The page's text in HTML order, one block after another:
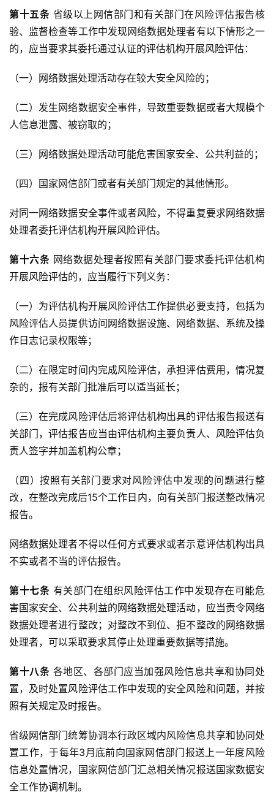
第十五条 省级以上网信部门和有关部门在风险评估报告核
验、监督检查等工作中发现网络数据处理者有以下情形之一
的，应当要求其委托通过认证的评估机构开展风险评估：
（一）网络数据处理活动存在较大安全风险的；
（二）发生网络数据安全事件，导致重要数据或者大规模个
人信息泄露、被窃取的；
（三）网络数据处理活动可能危害国家安全、公共利益的；
（四）国家网信部门或者有关部门规定的其他情形。
对同一网络数据安全事件或者风险，不得重复要求网络数据
处理者委托评估机构开展风险评估。
第十六条 网络数据处理者按照有关部门要求委托评估机构
开展风险评估的，应当履行下列义务：
（一）为评估机构开展风险评估工作提供必要支持，包括为
风险评估人员提供访问网络数据设施、网络数据、系统及操
作日志记录权限等；
（二）在限定时间内完成风险评估，承担评估费用，情况复
杂的，报有关部门批准后可以适当延长；
（三）在完成风险评估后将评估机构出具的评估报告报送有
关部门，评估报告应当由评估机构主要负责人、风险评估负
责人签字并加盖机构公章；
（四）按照有关部门要求对风险评估中发现的问题进行整
改，在整改完成后15个工作日内，向有关部门报送整改情况
报告。
网络数据处理者不得以任何方式要求或者示意评估机构出具
不实或者不当的评估报告。
第十七条 有关部门在组织风险评估工作中发现存在可能危
害国家安全、公共利益的网络数据处理活动，应当责令网络
数据处理者进行整改；对整改不到位、拒不整改的网络数据
处理者，可以采取要求其停止处理重要数据等措施。
第十八条 各地区、各部门应当加强风险信息共享和协同处
置，及时处置风险评估工作中发现的安全风险和问题，并按
照有关规定及时报告。
省级网信部门统筹协调本行政区域内风险信息共享和协同处
置工作，于每年3月底前向国家网信部门报送上一年度风险
信息处置情况，国家网信部门汇总相关情况报送国家数据安
全工作协调机制。